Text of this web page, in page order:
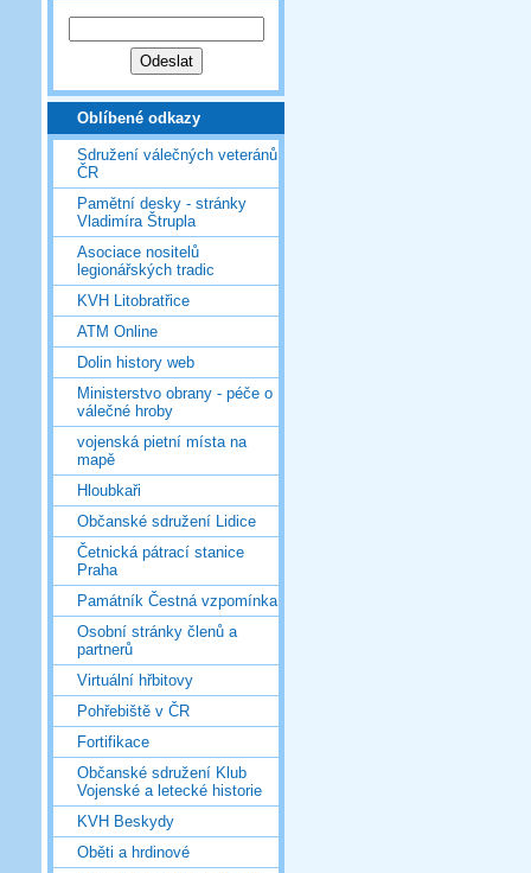
Oblíbené odkazy
Sdružení válečných veteránů
ČR
Pamětní desky - stránky
Vladimíra Štrupla
Asociace nositelů
legionářských tradic
KVH Litobratřice
ATM Online
Dolin history web
Ministerstvo obrany - péče o
válečné hroby
vojenská pietní místa na
mapě
Hloubkaři
Občanské sdružení Lidice
Četnická pátrací stanice
Praha
Památník Čestná vzpomínka
Osobní stránky členů a
partnerů
Virtuální hřbitovy
Pohřebiště v ČR
Fortifikace
Občanské sdružení Klub
Vojenské a letecké historie
KVH Beskydy
Oběti a hrdinové